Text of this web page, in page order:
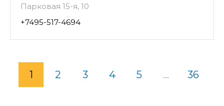
Парковая 15-я, 10
+7495-517-4694
1 2 3 4 5 ... 36